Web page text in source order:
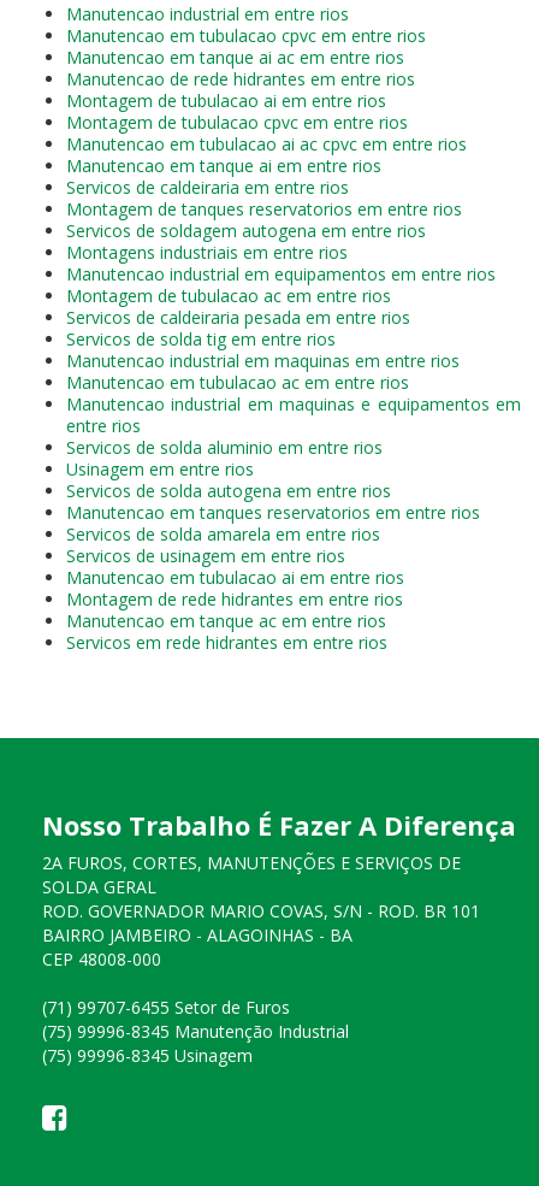
Manutencao industrial em entre rios
Manutencao em tubulacao cpvc em entre rios
Manutencao em tanque ai ac em entre rios
Manutencao de rede hidrantes em entre rios
Montagem de tubulacao ai em entre rios
Montagem de tubulacao cpvc em entre rios
Manutencao em tubulacao ai ac cpvc em entre rios
Manutencao em tanque ai em entre rios
Servicos de caldeiraria em entre rios
Montagem de tanques reservatorios em entre rios
Servicos de soldagem autogena em entre rios
Montagens industriais em entre rios
Manutencao industrial em equipamentos em entre rios
Montagem de tubulacao ac em entre rios
Servicos de caldeiraria pesada em entre rios
Servicos de solda tig em entre rios
Manutencao industrial em maquinas em entre rios
Manutencao em tubulacao ac em entre rios
Manutencao industrial em maquinas e equipamentos em
entre rios
Servicos de solda aluminio em entre rios
Usinagem em entre rios
Servicos de solda autogena em entre rios
Manutencao em tanques reservatorios em entre rios
Servicos de solda amarela em entre rios
Servicos de usinagem em entre rios
Manutencao em tubulacao ai em entre rios
Montagem de rede hidrantes em entre rios
Manutencao em tanque ac em entre rios
Servicos em rede hidrantes em entre rios
Nosso Trabalho É Fazer A Diferença
2A FUROS, CORTES, MANUTENÇÕES E SERVIÇOS DE
SOLDA GERAL
ROD. GOVERNADOR MARIO COVAS, S/N - ROD. BR 101
BAIRRO JAMBEIRO - ALAGOINHAS - BA
CEP 48008-000
(71) 99707-6455 Setor de Furos
(75) 99996-8345 Manutenção Industrial
(75) 99996-8345 Usinagem